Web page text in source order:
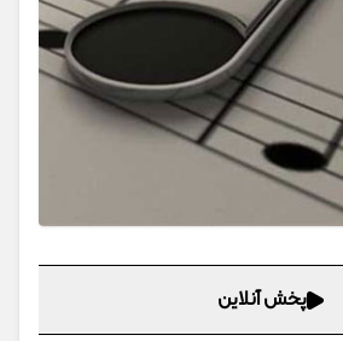
پخش آنلاین